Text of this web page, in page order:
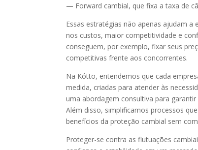
— Forward cambial, que fixa a taxa de
Essas estratégias não apenas ajudam
nos custos, maior competitividade e
conseguem, por exemplo, fixar seus
competitivas frente aos concorrentes.
Na Kótto, entendemos que cada
medida, criadas para atender às
uma abordagem consultiva para
Além disso, simplificamos processos
benefícios da proteção cambial sem
Proteger-se contra as flutuações